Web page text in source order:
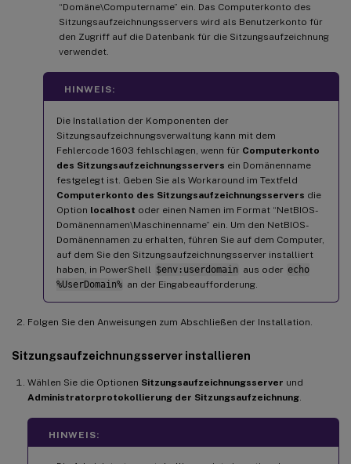
“Domäne\Computername” ein. Das Computerkonto des
Sitzungsaufzeichnungsservers wird als Benutzerkonto für
den Zugriff auf die Datenbank für die Sitzungsaufzeichnung
verwendet.
HINWEIS:
Die Installation der Komponenten der
Sitzungsaufzeichnungsverwaltung kann mit dem
Fehlercode 1603 fehlschlagen, wenn für Computerkonto
des Sitzungsaufzeichnungsservers ein Domänenname
festgelegt ist. Geben Sie als Workaround im Textfeld
Computerkonto des Sitzungsaufzeichnungsservers die
Option localhost oder einen Namen im Format “NetBIOS-
Domänennamen\Maschinenname” ein. Um den NetBIOS-
Domänennamen zu erhalten, führen Sie auf dem Computer,
auf dem Sie den Sitzungsaufzeichnungsserver installiert
haben, in PowerShell
$env:userdomain aus oder echo
%UserDomain% an der Eingabeaufforderung.
Folgen Sie den Anweisungen zum Abschließen der Installation.
Sitzungsaufzeichnungsserver installieren
Wählen Sie die Optionen Sitzungsaufzeichnungsserver und
Administratorprotokollierung der Sitzungsaufzeichnung
HINWEIS: